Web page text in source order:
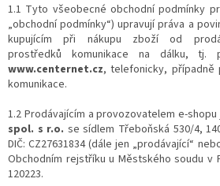
1.1 Tyto všeobecné obchodní podmínky
„obchodní podmínky“) upravují práva a
kupujícím při nákupu zboží od
prostředků komunikace na dálku, tj.
www.centernet.cz, telefonicky, případně
komunikace.
1.2 Prodávajícím a provozovatelem e-
spol. s r.o. se sídlem Třeboňská 530/4,
DIČ: CZ27631834 (dále jen „prodávající“
Obchodním rejstříku u Městského soudu v
120223.